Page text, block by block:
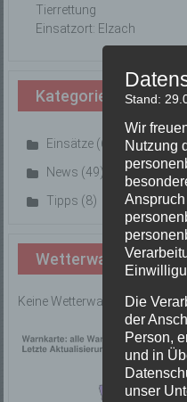
Tierrettung
Einsatzort: Elzach
Kategorien
Einsätze(669)
News (49)
Tipps (8)
Wetterwarnung
Keine Wetterwarnungen für
Stand:
Wir
Nutzung
Die
der
Person,
und in
unser